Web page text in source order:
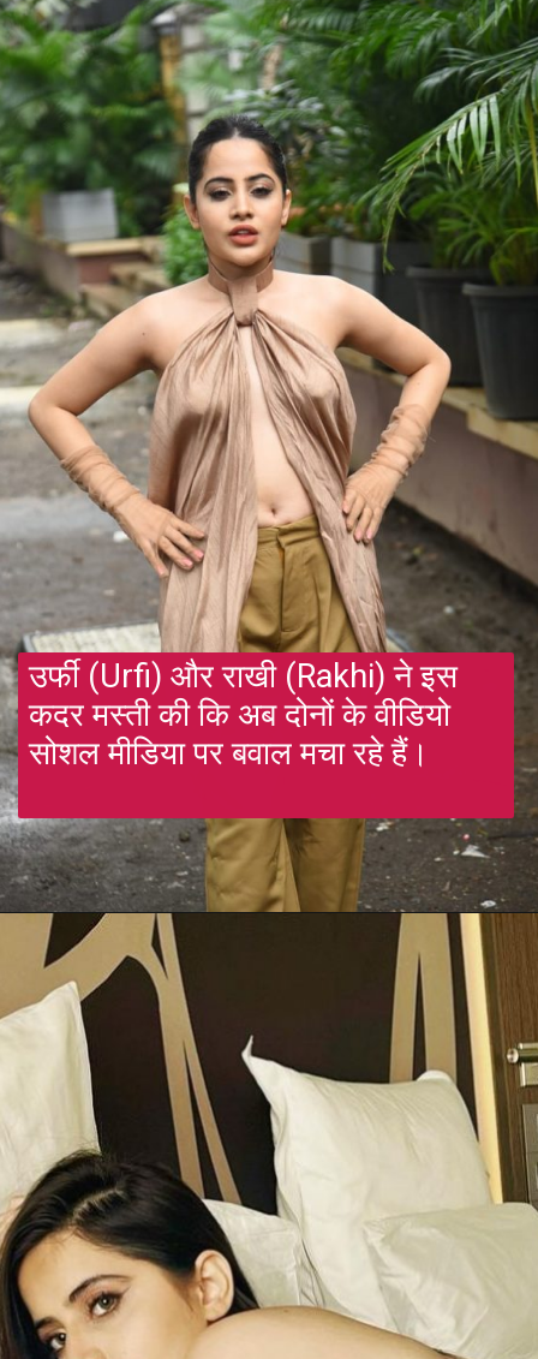
उर्फी (Urfi) और राखी (Rakhi) ने इस
कदर मस्ती की कि अब दोनों के वीडियो
सोशल मीडिया पर बवाल मचा रहे हैं।
Opening